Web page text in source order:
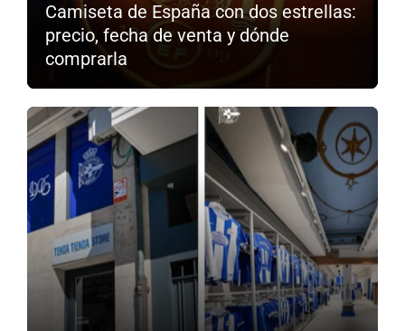
Camiseta de España con dos estrellas:
precio, fecha de venta y dónde
comprarla